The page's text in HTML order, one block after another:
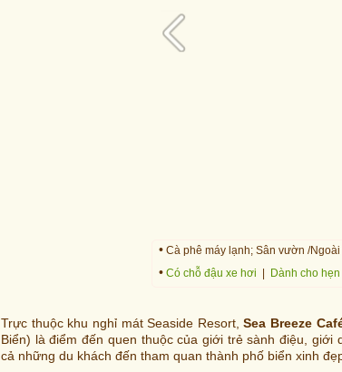
• Cà phê máy lạnh; Sân vườn /Ngoài
• Có chỗ đậu xe hơi Dành cho
Trực thuộc khu nghỉ mát Seaside Resort,Sea Breeze
Biển) là điểm đến quen thuộc của giới trẻ sành điệu, giới
cả những du khách đến tham quan thành phố biển xinh